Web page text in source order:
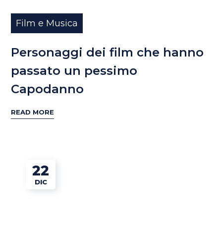
Film e Musica
Personaggi dei film che hanno
passato un pessimo
Capodanno
READ MORE
22
DIC